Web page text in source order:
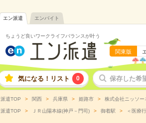
エン派遣 エンバイト
ちょうど良いワークライフバランスが叶う
関東版
気になる！リスト 0 保存した希
派遣TOP 関西 兵庫県 姫路市 株式会社ニッソー
派遣TOP ＪＲ山陽本線(神戸－門司) 御着駅 ＜医療